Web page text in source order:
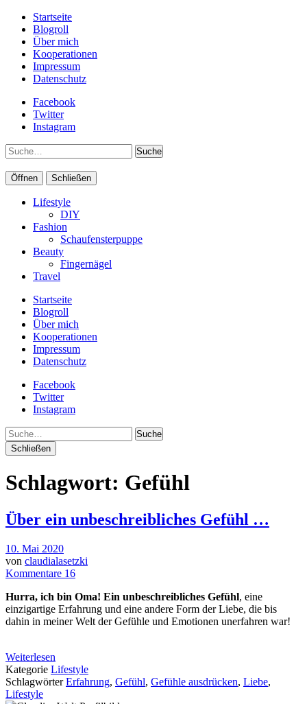
Startseite
Blogroll
Über mich
Kooperationen
Impressum
Datenschutz
Facebook
Twitter
Instagram
Suche
Öffnen Schließen
Lifestyle
DIY
Fashion
Schaufensterpuppe
Beauty
Fingernägel
Travel
Startseite
Blogroll
Über mich
Kooperationen
Impressum
Datenschutz
Facebook
Twitter
Instagram
Suche
Schließen
Schlagwort: Gefühl
Über ein unbeschreibliches Gefühl …
10. Mai 2020
von claudialasetzki
Kommentare 16
Hurra, ich bin Oma! Ein unbeschreibliches Gefühl, eine
einzigartige Erfahrung und eine andere Form der Liebe, die bis
dahin in meiner Welt der Gefühle und Emotionen unerfahren war!
Weiterlesen
Kategorie Lifestyle
SchlagwörterErfahrung, Gefühl, Gefühle ausdrücken, Liebe,
Lifestyle